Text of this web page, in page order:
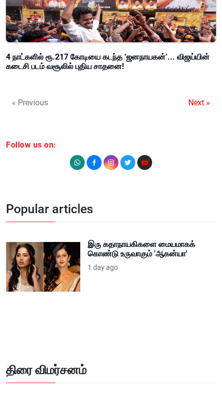
4 நாட்களில் ரூ.217 கோடியை கடந்த ‘ஜனநாயகன்’... விஜய்யின்
கடைசி படம் வசூலில் புதிய சாதனை!
« Previous Next »
Follow us on:
Popular articles
இரு கதாநாயகிகளை மையமாகக்
கொண்டு உருவாகும் 'ஆகன்யா'
1 day ago
திரை விமர்சனம்